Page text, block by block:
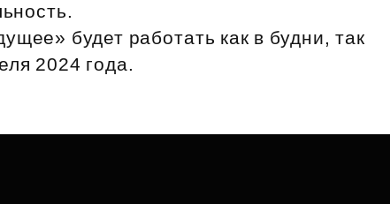
будет работать как в будни, так
2024 года.